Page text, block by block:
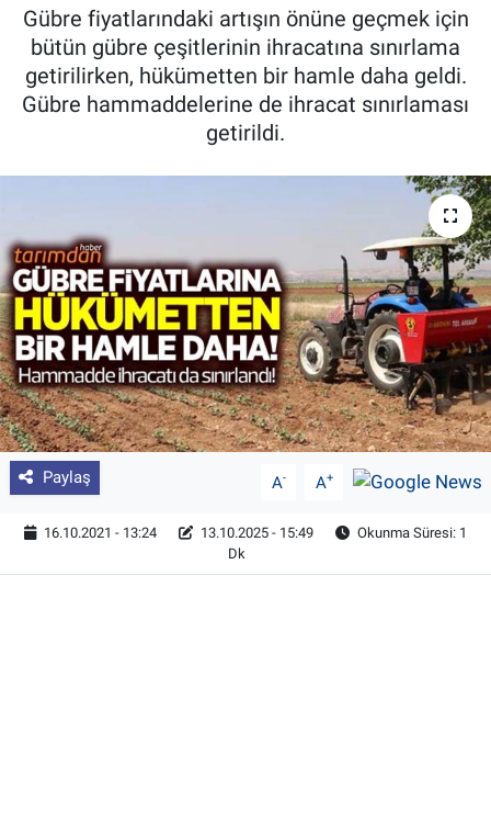
Gübre fiyatlarındaki artışın önüne geçmek için
bütün gübre çeşitlerinin ihracatına sınırlama
getirilirken, hükümetten bir hamle daha geldi.
Gübre hammaddelerine de ihracat sınırlaması
getirildi.
Paylaş A- A+
16.10.2021 - 13:24 13.10.2025 - 15:49
Okunma Süresi: 1
Dk
Pankobirlik
Et fiyatları
Dünyada Tarım
Üretici Birlikleri
Şeker ve Şekerli Mamüller
Tahıllar ve Baklagiller
Tohum